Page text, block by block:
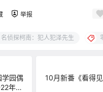
举报
名侦探柯南：犯人犯泽先生
学园偶
年4
10月新番《看得